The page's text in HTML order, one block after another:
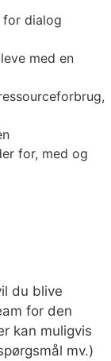
for dialog
med en
for, med og
du blive
for den
kan muligvis
mv.)